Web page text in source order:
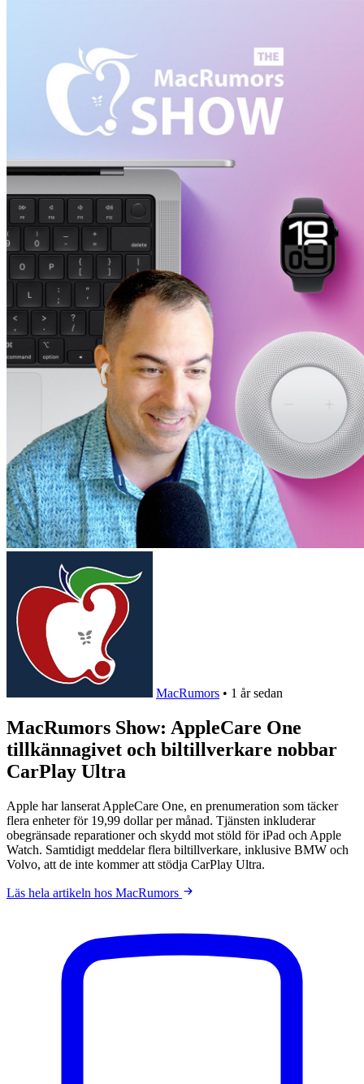
MacRumors • 1 år sedan
MacRumors Show: AppleCare One
tillkännagivet och biltillverkare nobbar
CarPlay Ultra
Apple har lanserat AppleCare One, en prenumeration som täcker
flera enheter för 19,99 dollar per månad. Tjänsten inkluderar
obegränsade reparationer och skydd mot stöld för iPad och Apple
Watch. Samtidigt meddelar flera biltillverkare, inklusive BMW och
Volvo, att de inte kommer att stödja CarPlay Ultra.
Läs hela artikeln hos MacRumors